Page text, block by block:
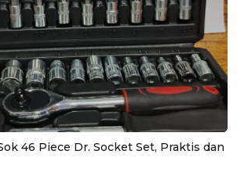
46 Piece Dr. Socket Set, Praktis dan